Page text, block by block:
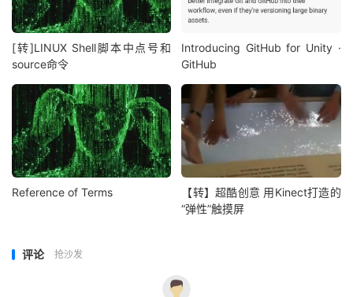
[转]LINUX Shell脚本中点号和
source命令
Introducing GitHub for Unity ·
GitHub
Reference of Terms
【转】超酷创意 用Kinect打造的
“弹性”触摸屏
评论 抢沙发